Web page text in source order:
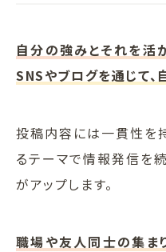
自分の強みとそれを活
SNSやブログを通じて、
投稿内容には一貫性を
るテーマで情報発信を
がアップします。
職場や友人同士の集ま